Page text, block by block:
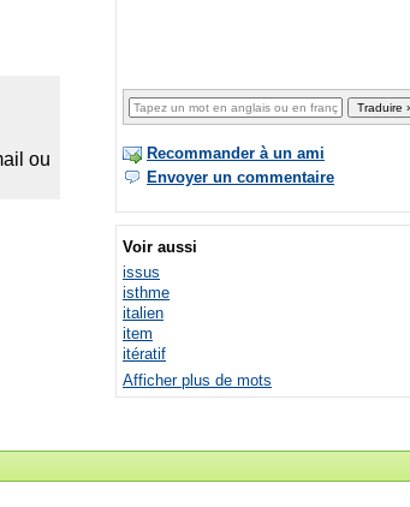
Recommander à un ami
Envoyer un commentaire
Voir aussi
issus
isthme
italien
item
itératif
Afficher plus de mots